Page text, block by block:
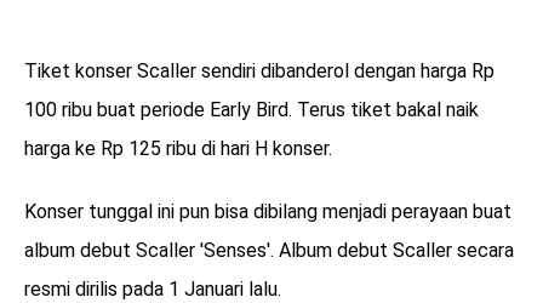
Tiket konser Scaller sendiri dibanderol dengan harga Rp
100 ribu buat periode Early Bird. Terus tiket bakal naik
harga ke Rp 125 ribu di hari H konser.
Konser tunggal ini pun bisa dibilang menjadi perayaan buat
album debut Scaller 'Senses'. Album debut Scaller secara
resmi dirilis pada 1 Januari lalu.